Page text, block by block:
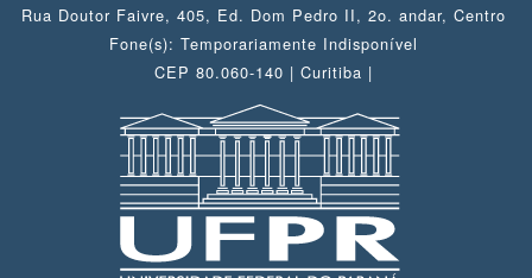
Rua Doutor Faivre, 405, Ed. Dom Pedro II, 2o. andar, Centro
Fone(s): Temporariamente Indisponível
CEP 80.060-140 | Curitiba |